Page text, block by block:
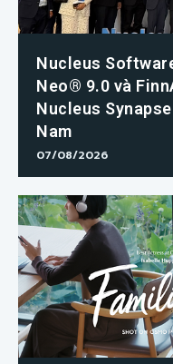
Nucleus
Neo® 9.0 và
Nucleus
Nam
07/08/2026